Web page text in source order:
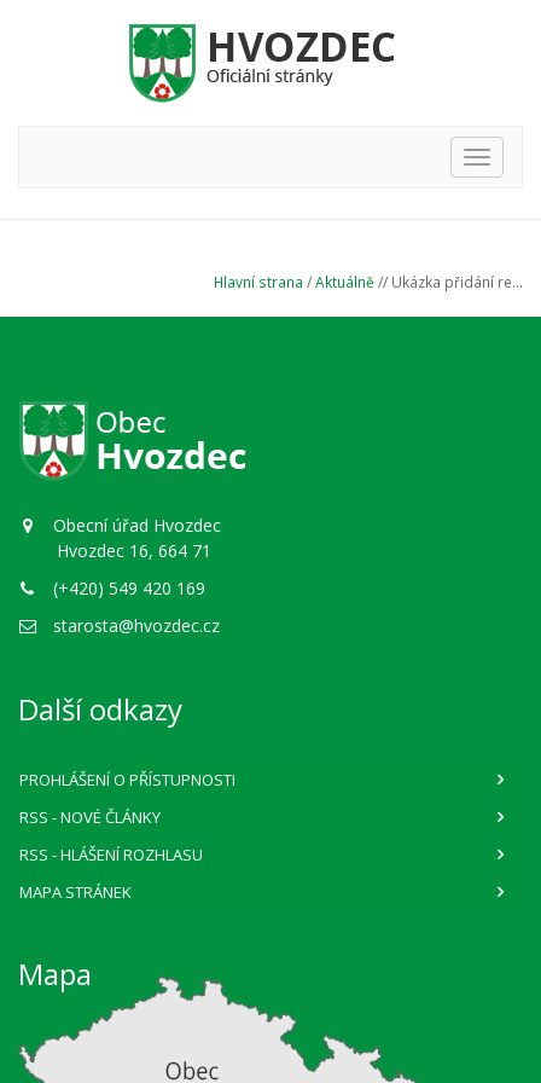
Hlavní
nabídka
Hlavní strana /Aktuálně // Ukázka přidání re...
Obecní úřad Hvozdec
Hvozdec 16, 664 71
(+420) 549 420 169
starosta@hvozdec.cz
Další odkazy
PROHLÁŠENÍ O PŘÍSTUPNOSTI
RSS - NOVÉ ČLÁNKY
RSS - HLÁŠENÍ ROZHLASU
MAPA STRÁNEK
Mapa